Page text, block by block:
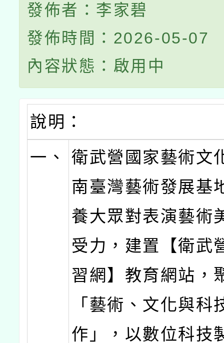
發佈者：李家碧
發佈時間：2026-05-07
內容狀態：啟用中
說明：
一、
衛武營國家藝術文
南臺灣藝術發展基
養大眾對表演藝術
受力，建置【衛武
習網】教育網站，
「藝術、文化與科
作」，以數位科技